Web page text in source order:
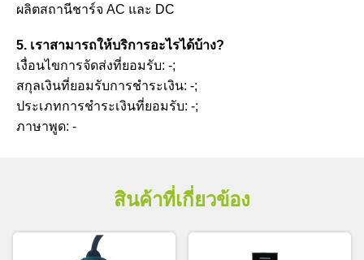
ผลิตสถานีชาร์จ AC และ DC
5. เราสามารถให้บริการอะไรได้บ้าง?
เงื่อนไขการจัดส่งที่ยอมรับ: -;
สกุลเงินที่ยอมรับการชำระเงิน: -;
ประเภทการชำระเงินที่ยอมรับ: -;
ภาษาพูด: -
สินค้าที่เกี่ยวข้อง